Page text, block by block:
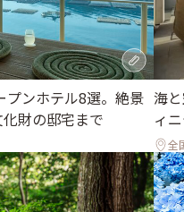
プンホテル8選。絶景
財の邸宅まで
海
ィ
全